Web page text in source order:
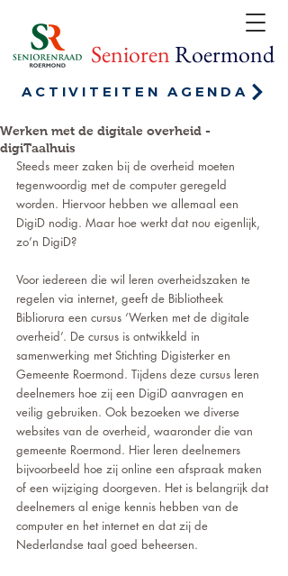
SeniorenRoermond
ACTIVITEITEN AGENDA
Werken met de digitale overheid -
digiTaalhuis
Steeds meer zaken bij de overheid moeten
tegenwoordig met de computer geregeld
worden. Hiervoor hebben we allemaal een
DigiD nodig. Maar hoe werkt dat nou eigenlijk,
zo’n DigiD?
Voor iedereen die wil leren overheidszaken te
regelen via internet, geeft de Bibliotheek
Bibliorura een cursus ‘Werken met de digitale
overheid’. De cursus is ontwikkeld in
samenwerking met Stichting Digisterker en
Gemeente Roermond. Tijdens deze cursus leren
deelnemers hoe zij een DigiD aanvragen en
veilig gebruiken. Ook bezoeken we diverse
websites van de overheid, waaronder die van
gemeente Roermond. Hier leren deelnemers
bijvoorbeeld hoe zij online een afspraak maken
of een wijziging doorgeven. Het is belangrijk dat
deelnemers al enige kennis hebben van de
computer en het internet en dat zij de
Nederlandse taal goed beheersen.